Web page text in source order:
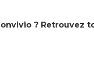
? Retrouvez